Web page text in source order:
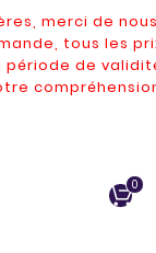
merci de
tous les
période de
0